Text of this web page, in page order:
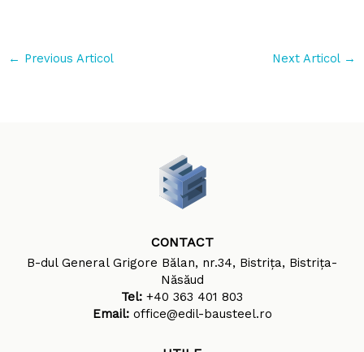
← Previous Articol Next Articol →
CONTACT
B-dul General Grigore Bălan, nr.34, Bistrița, Bistrița-
Năsăud
Tel: +40 363 401 803
Email: office@edil-bausteel.ro